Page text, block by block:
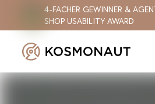
4-FACHER GEWINNER &
SHOP USABILITY AWARD